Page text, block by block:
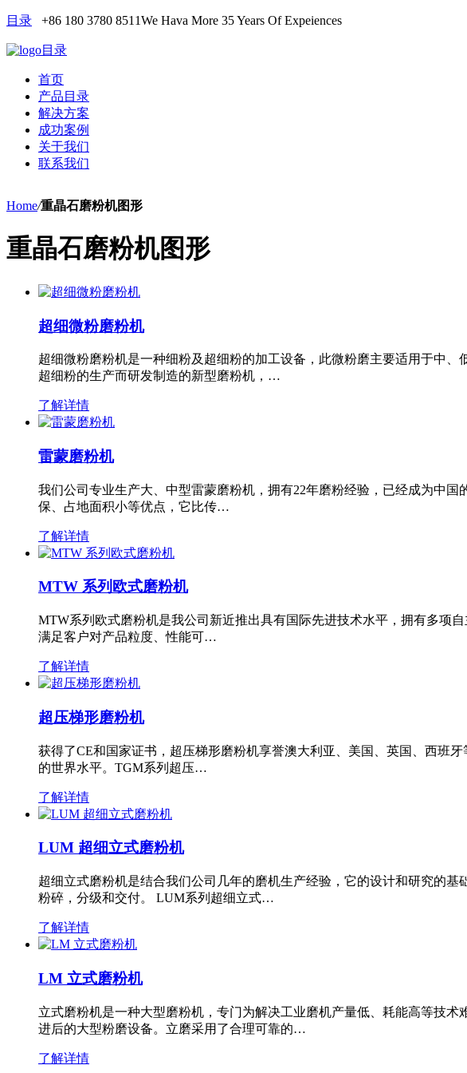
目录 +86 180 3780 8511We Hava More 35 Years Of Expeiences
目录
首页
产品目录
解决方案
成功案例
关于我们
联系我们
Home/重晶石磨粉机图形
重晶石磨粉机图形
超细微粉磨粉机
超细微粉磨粉机是一种细粉及超细粉的加工设备，此微粉磨主要适用于中
超细粉的生产而研发制造的新型磨粉机，…
了解详情
雷蒙磨粉机
我们公司专业生产大、中型雷蒙磨粉机，拥有22年磨粉经验，已经成为中
保、占地面积小等优点，它比传…
了解详情
MTW 系列欧式磨粉机
MTW系列欧式磨粉机是我公司新近推出具有国际先进技术水平，拥有多项
满足客户对产品粒度、性能可…
了解详情
超压梯形磨粉机
获得了CE和国家证书，超压梯形磨粉机享誉澳大利亚、美国、英国、西班
的世界水平。TGM系列超压…
了解详情
LUM 超细立式磨粉机
超细立式磨粉机是结合我们公司几年的磨机生产经验，它的设计和研究的
粉碎，分级和交付。 LUM系列超细立式…
了解详情
LM 立式磨粉机
立式磨粉机是一种大型磨粉机，专门为解决工业磨机产量低、耗能高等技
进后的大型粉磨设备。立磨采用了合理可靠的…
了解详情